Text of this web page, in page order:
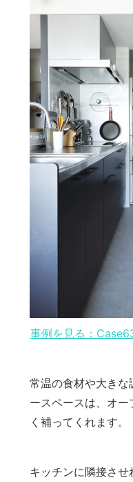
事例を見る：
常温の食材や大きな
ースペースは、オー
く補ってくれます。
キッチンに隣接さ